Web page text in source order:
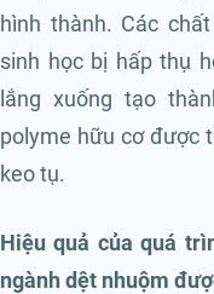
hình thành. Các
sinh học bị hấp thụ
lắng xuống tạo
polyme hữu cơ được
keo tụ.
Hiệu quả của quá
ngành dệt nhuộm